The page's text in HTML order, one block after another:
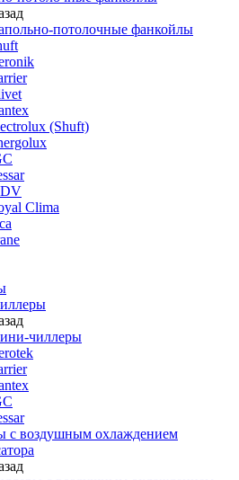
потолочные фанкойлы
(Shuft)
Clima
чиллеры
с воздушным охлаждением